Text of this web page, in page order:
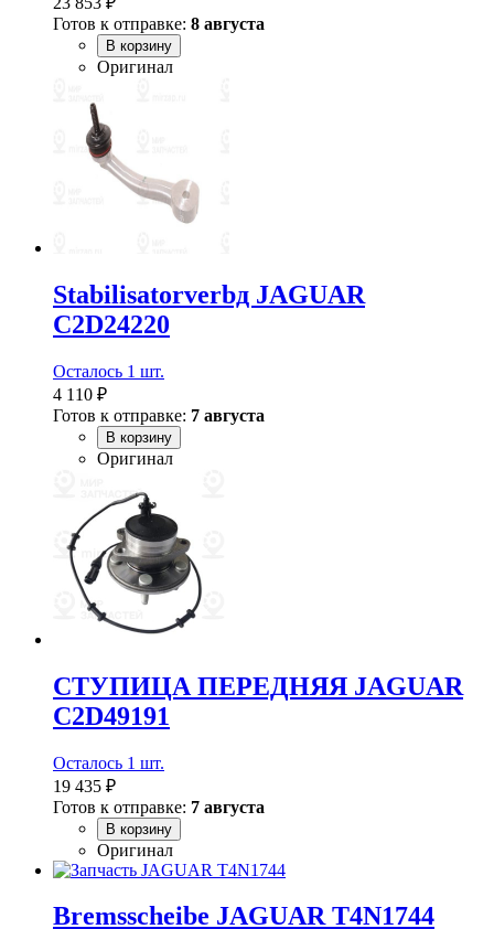
Готов к отправке: 8 августа
В корзину
Оригинал
Stabilisatorverbд JAGUAR
C2D24220
Осталось 1 шт.
4 110 ₽
Готов к отправке: 7 августа
В корзину
Оригинал
СТУПИЦА ПЕРЕДНЯЯ JAGUAR
C2D49191
Осталось 1 шт.
19 435 ₽
Готов к отправке: 7 августа
В корзину
Оригинал
Bremsscheibe JAGUAR T4N1744